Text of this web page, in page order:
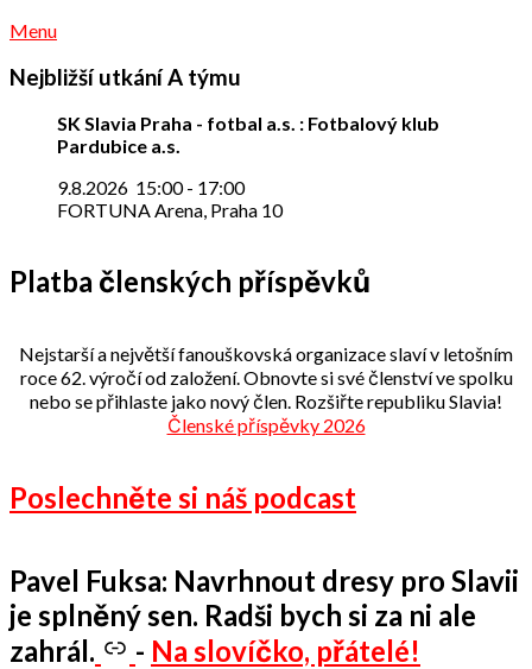
Menu
Nejbližší utkání A týmu
SK Slavia Praha - fotbal a.s. : Fotbalový klub
Pardubice a.s.
9.8.2026 15:00- 17:00
FORTUNA Arena, Praha 10
Platba členských příspěvků
Nejstarší a největší fanouškovská organizace slaví v letošním
roce 62. výročí od založení. Obnovte si své členství ve spolku
nebo se přihlaste jako nový člen. Rozšiřte republiku Slavia!
Členské příspěvky 2026
Poslechněte si náš podcast
Pavel Fuksa: Navrhnout dresy pro Slavii
je splněný sen. Radši bych si za ni ale
zahrál.
- Na slovíčko, přátelé!